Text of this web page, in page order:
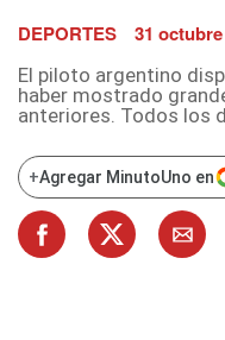
DEPORTES 31
El piloto argentino
haber mostrado
anteriores. Todos los
+Agregar MinutoUno en